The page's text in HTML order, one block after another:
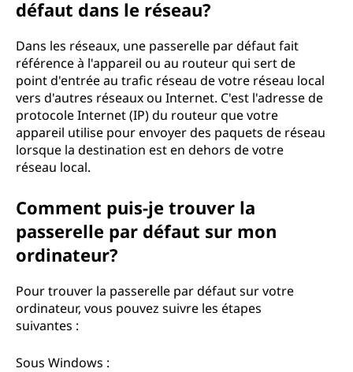
défaut dans le réseau?
Dans les réseaux, une passerelle par défaut fait
référence à l'appareil ou au routeur qui sert de
point d'entrée au trafic réseau de votre réseau local
vers d'autres réseaux ou Internet. C'est l'adresse de
protocole Internet (IP) du routeur que votre
appareil utilise pour envoyer des paquets de réseau
lorsque la destination est en dehors de votre
réseau local.
Comment puis-je trouver la
passerelle par défaut sur mon
ordinateur?
Pour trouver la passerelle par défaut sur votre
ordinateur, vous pouvez suivre les étapes
suivantes :
Sous Windows :